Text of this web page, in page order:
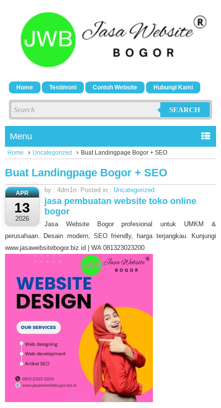
Home Testimoni Contoh Website Hubungi Kami
SEARCH
Menu
Home Uncategorized Buat Landingpage Bogor + SEO
Buat Landingpage Bogor + SEO
APR
13
2026
by : 4dm1n. Posted in : Uncategorized
jasa pembuatan website toko online
bogor
Jasa Website Bogor profesional untuk UMKM &
perusahaan. Desain modern, SEO friendly, harga terjangkau. Kunjungi
www.jasawebsitebogor.biz.id | WA 081323023200